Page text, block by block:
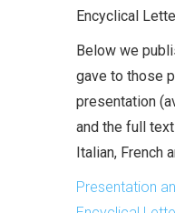
Encyclical
Below we
gave to those
presentation
and the full
Italian, French
Presentation